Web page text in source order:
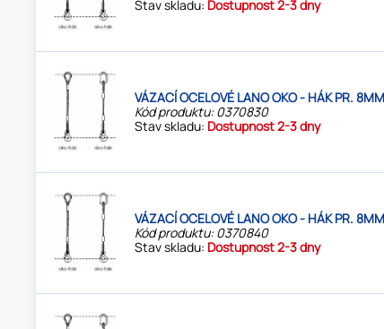
Stav skladu: Dostupnost 2-3 dny
VÁZACÍ OCELOVÉ LANO OKO - HÁK PR.
Kód produktu: 0370830
Stav skladu: Dostupnost 2-3 dny
VÁZACÍ OCELOVÉ LANO OKO - HÁK PR.
Kód produktu: 0370840
Stav skladu: Dostupnost 2-3 dny